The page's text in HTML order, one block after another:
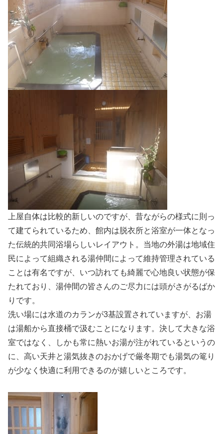
上屋自体は比較的新しいのですが、昔ながらの様式に則っ
て建てられているため、館内は脱衣所と浴室が一体となっ
た伝統的共同浴場らしいレイアウト。当地の外湯は地域住
民によって組織される湯仲間によって維持管理されている
ことは有名ですが、いつ訪れても綺麗で心地良い状態が保
たれており、湯仲間の皆さんのご尽力には頭がさがるばか
りです。
洗い場には水道のカランが3基設置されていますが、お湯
は湯船から直接桶で汲むことになります。決して大きな浴
室ではなく、しかも常に熱いお湯が注がれているというの
に、高い天井と湯気抜きのおかげで厳冬期でも湯気の篭り
が少なく快適に利用できるのが嬉しいところです。